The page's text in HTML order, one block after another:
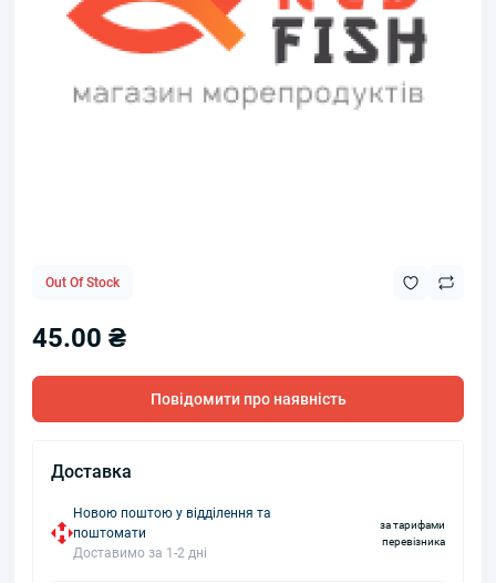
Out Of Stock
45.00 ₴
Повідомити про наявність
Доставка
Новою поштою у відділення та
поштомати
Доставимо за 1-2 дні
за тарифами
перевізника